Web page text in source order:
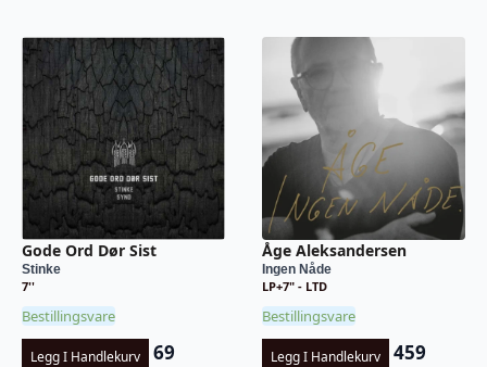
Gode Ord Dør Sist
Stinke
7''
Bestillingsvare
Legg I Handlekurv 69
Åge Aleksandersen
Ingen Nåde
LP+7" - LTD
Bestillingsvare
Legg I Handlekurv 459